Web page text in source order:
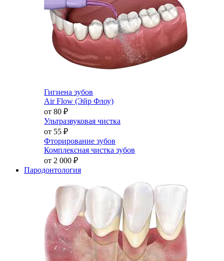
Гигиена зубов
Air Flow (Эйр Флоу)
от 80 ₽
Ультразвуковая чистка
от 55 ₽
Фторирование зубов
Комплексная чистка зубов
от 2 000 ₽
Пародонтология